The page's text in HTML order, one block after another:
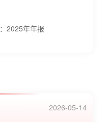
2025年年报
2026-05-14